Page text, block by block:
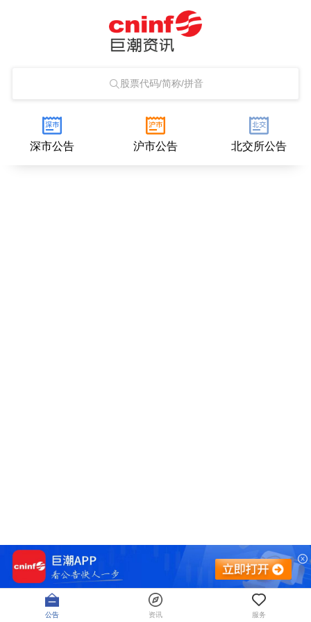
股票代码/简称/拼音
深市公告 沪市公告 北交所公告
公告 资讯 服务